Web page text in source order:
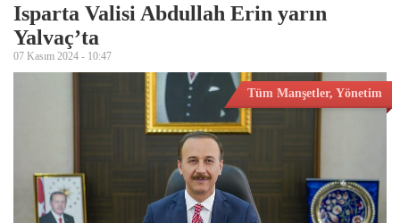
Isparta Valisi Abdullah Erin yarın
Yalvaç’ta
07 Kasım 2024 - 10:47
Tüm Manşetler, Yönetim